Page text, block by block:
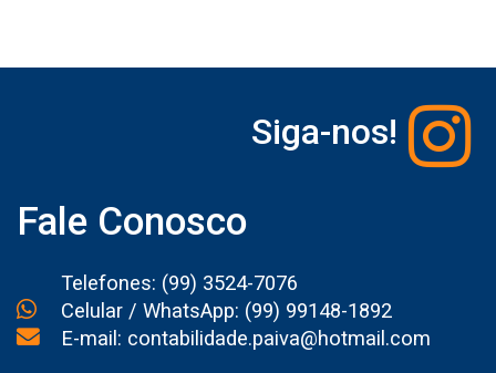
Siga-nos!
Fale Conosco
Telefones: (99) 3524-7076
Celular / WhatsApp: (99) 99148-1892
E-mail: contabilidade.paiva@hotmail.com